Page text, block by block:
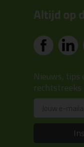
Altijd op
Nieuws, tips